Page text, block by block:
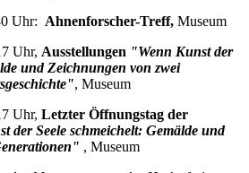
Uhr: Ahnenforscher-Treff, Museum
Uhr, Ausstellungen "Wenn Kunst der
und Zeichnungen von zwei
, Museum
Uhr, Letzter Öffnungstag der
der Seele schmeichelt: Gemälde und
, Museum